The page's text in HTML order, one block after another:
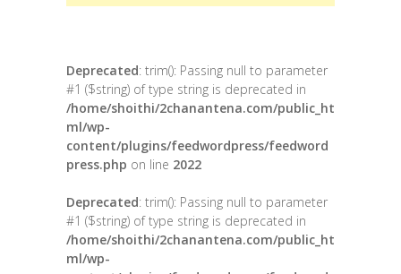
Deprecated: trim(): Passing null to parameter
#1 ($string) of type string is deprecated in
/home/shoithi/2chanantena.com/public_ht
ml/wp-
content/plugins/feedwordpress/feedword
press.php on line 2022
Deprecated: trim(): Passing null to parameter
#1 ($string) of type string is deprecated in
/home/shoithi/2chanantena.com/public_ht
ml/wp-